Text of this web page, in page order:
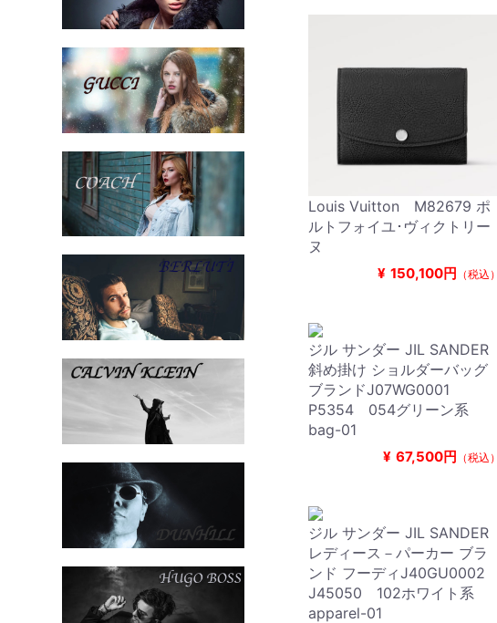
Louis Vuitton M82679 ポ
ルトフォイユ･ヴィクトリー
ヌ
¥ 150,100円 （税込）
ジル サンダー JIL SANDER
斜め掛け ショルダーバッグ
ブランドJ07WG0001
P5354 054グリーン系
bag-01
¥ 67,500円 （税込）
ジル サンダー JIL SANDER
レディース－パーカー ブラ
ンド フーディJ40GU0002
J45050 102ホワイト系
apparel-01